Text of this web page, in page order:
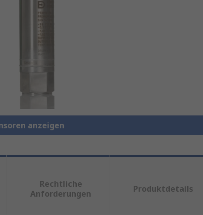
anzeigen
Rechtliche
Anforderungen
Produktdetails